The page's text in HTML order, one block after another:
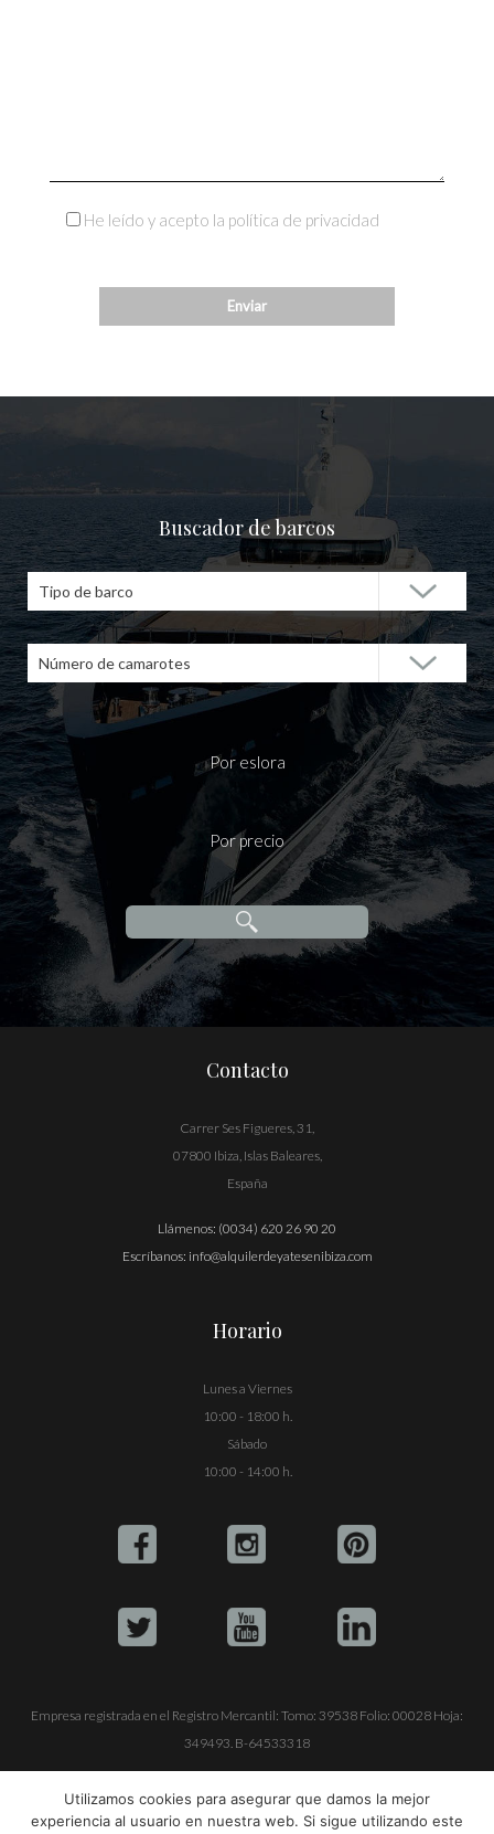
He leído y acepto la política de privacidad
Buscador de barcos
Tipo de barco
Número de camarotes
Por eslora
Por precio
Contacto
Carrer Ses Figueres, 31,
07800 Ibiza, Islas Baleares,
España
Llámenos: (0034) 620 26 90 20
Escríbanos: info@alquilerdeyatesenibiza.com
Horario
Lunes a Viernes
10:00 - 18:00 h.
Sábado
10:00 - 14:00 h.
Empresa registrada en el Registro Mercantil: Tomo: 39538 Folio: 00028 Hoja:
349493. B-64533318
Utilizamos cookies para asegurar que damos la mejor
experiencia al usuario en nuestra web. Si sigue utilizando este